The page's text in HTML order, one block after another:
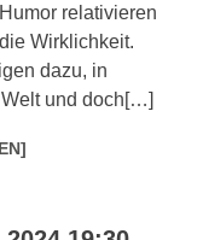
relativieren
Wirklichkeit.
dazu, in
und doch[…]